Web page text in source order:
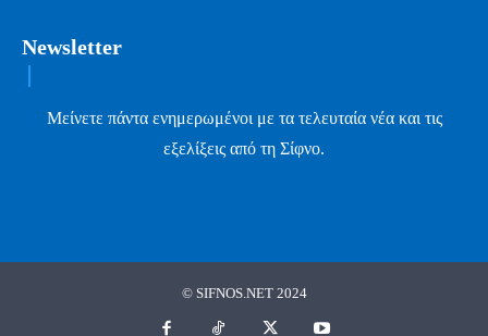
Newsletter
Μείνετε πάντα ενημερωμένοι με τα τελευταία νέα και τις
εξελίξεις από τη Σίφνο.
© SIFNOS.NET 2024